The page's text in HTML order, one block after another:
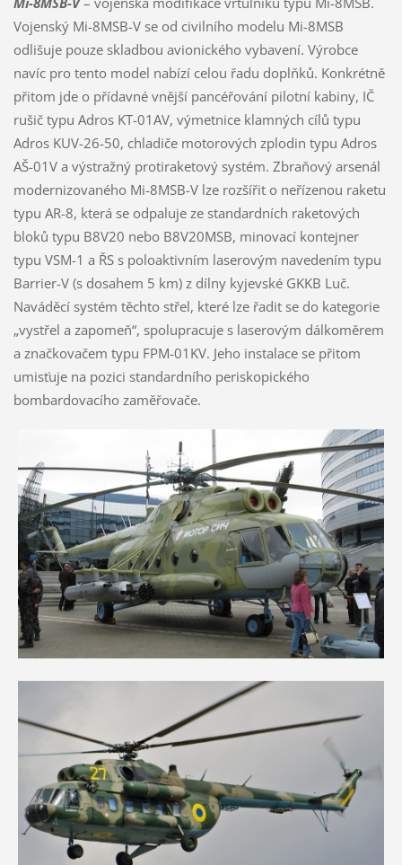
Vojenský Mi-8MSB-V se od civilního modelu Mi-8MSB
odlišuje pouze skladbou avionického vybavení. Výrobce
navíc pro tento model nabízí celou řadu doplňků. Konkrétně
přitom jde o přídavné vnější pancéřování pilotní kabiny, IČ
rušič typu Adros KT-01AV, výmetnice klamných cílů typu
Adros KUV-26-50, chladiče motorových zplodin typu Adros
AŠ-01V a výstražný protiraketový systém. Zbraňový arsenál
modernizovaného Mi-8MSB-V lze rozšířit o neřízenou raketu
typu AR-8, která se odpaluje ze standardních raketových
bloků typu B8V20 nebo B8V20MSB, minovací kontejner
typu VSM-1 a ŘS s poloaktivním laserovým navedením typu
Barrier-V (s dosahem 5 km) z dílny kyjevské GKKB Luč.
Naváděcí systém těchto střel, které lze řadit se do kategorie
„vystřel a zapomeň“, spolupracuje s laserovým dálkoměrem
a značkovačem typu FPM-01KV. Jeho instalace se přitom
umisťuje na pozici standardního periskopického
bombardovacího zaměřovače.